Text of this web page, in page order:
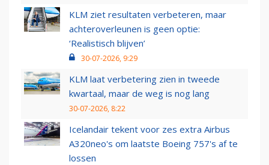
KLM ziet resultaten verbeteren, maar
achteroverleunen is geen optie:
‘Realistisch blijven’
30-07-2026, 9:29
KLM laat verbetering zien in tweede
kwartaal, maar de weg is nog lang
30-07-2026, 8:22
Icelandair tekent voor zes extra Airbus
A320neo's om laatste Boeing 757's af te
lossen